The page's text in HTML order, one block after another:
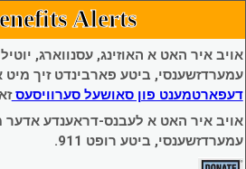
Alerts
אויב איר האט א האוזינג, עסנווארג,
עמערדזשענסי, ביטע פארבינדט זיך
דעפארטמענט פון סאושעל סערוויסעס
אויב איר האט א לעבנס-דראענדע אדער
עמערדזשענסי, ביטע רופט 911.